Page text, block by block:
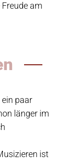
am
paar
länger im
ist